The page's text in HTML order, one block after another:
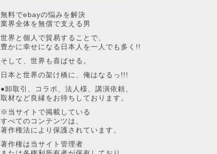
無料でebayの悩みを解決
業界全体を無償で支える男
世界と個人で貿易することで、
豊かに幸せになる日本人を一人でも多く!!
そして、世界も喜ばせる。
日本と世界の架け橋に、俺はなるっ!!!
●卸取引、コラボ、法人様、講演依頼、
取材など良縁をお待ちしております。
※当サイトで掲載している
すべてのコンテンツは、
著作権法により保護されています。
著作権は当サイト管理者